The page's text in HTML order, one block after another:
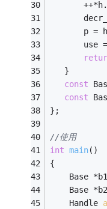
p =
use
   }
const
const
};
//使用
int main()
{
Base
Base
    Handle